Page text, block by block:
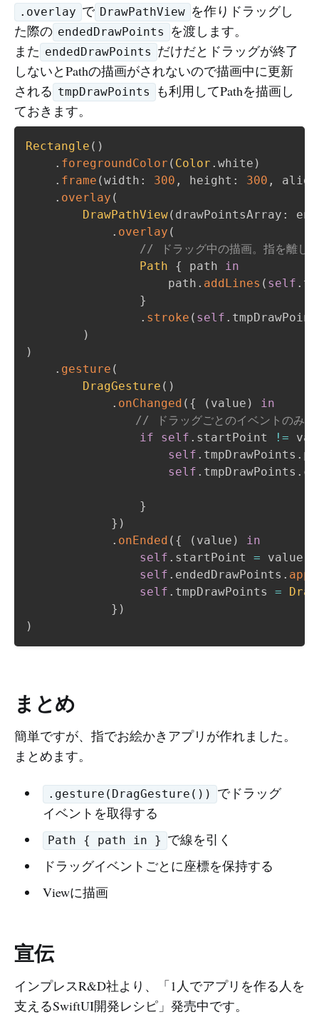
.overlay で DrawPathView を作りドラッグし
た際の endedDrawPoints
を渡します。
また endedDrawPoints だけだとドラッグが終了
しないとPathの描画がされないので描画中に更新
される tmpDrawPoints
も利用してPathを描画し
ておきます。
Rectangle ( )
. foregroundColor ( Color . white )
. frame (width : 300 , height : 300 ,
. overlay (
DrawPathView( drawPointsArray :
. overlay (
// ドラッグ中の描画。指を離し
Path
{ path
in
                    path
. addLines ( self .
}
. stroke ( self .
)
)
. gesture (
DragGesture ( )
. onChanged ( { ( value )
in
// ドラッグごとのイベントのみを
if
self . startPoint !=
self . tmpDrawPoints .
self . tmpDrawPoints .
}
} )
. onEnded ( { ( value )
in
self . startPoint = value
self . endedDrawPoints .
self . tmpDrawPoints =
} )
)
まとめ
簡単ですが、指でお絵かきアプリが作れました。
まとめます。
.gesture(DragGesture())
でドラッグ
イベントを取得する
Path { path in } で線を引く
ドラッグイベントごとに座標を保持する
Viewに描画
宣伝
インプレスR&D社より、「1人でアプリを作る人を
支えるSwiftUI開発レシピ」発売中です。